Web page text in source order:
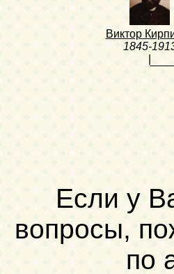
Виктор
1845-
Если у
вопросы,
по